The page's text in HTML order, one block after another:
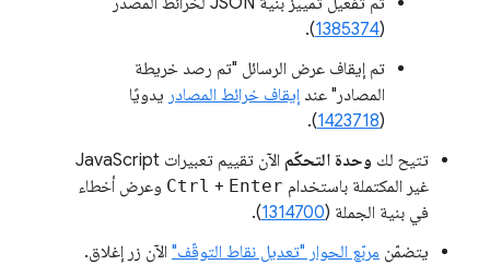
(
1385374
).
تم إيقاف عرض الرسائل "تم رصد خريطة
المصادر" عند إيقاف خرائط المصادر يدويًا
(
1423718
).
تتيح لك وحدة التحكّم
الآن تقييم تعبيرات JavaScript
غير المكتملة باستخدام
Ctrl + Enter
وعرض أخطاء
في بنية الجملة (1314700
).
يتضمّن مربّع الحوار "تعديل نقاط التوقّف" الآن زر إغلاق.